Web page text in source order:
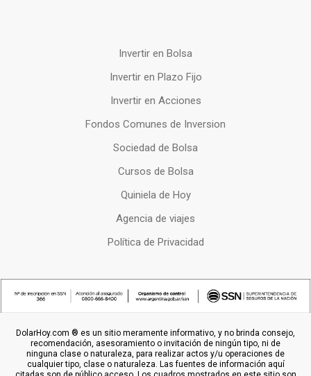
Invertir en Bolsa
Invertir en Plazo Fijo
Invertir en Acciones
Fondos Comunes de Inversion
Sociedad de Bolsa
Cursos de Bolsa
Quiniela de Hoy
Agencia de viajes
Política de Privacidad
DolarHoy.com ® es un sitio meramente informativo, y no brinda consejo,
recomendación, asesoramiento o invitación de ningún tipo, ni de
ninguna clase o naturaleza, para realizar actos y/u operaciones de
cualquier tipo, clase o naturaleza. Las fuentes de información aquí